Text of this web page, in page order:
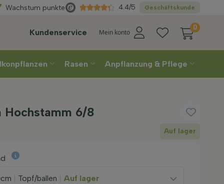
Sie Ihre Lieferwoche
Wachstum punkte Geschäftskunde
4.4/5
Kundenservice Mein konto
0
Rasen Anpflanzung & Pflege
Hochstamm 6/8
Auf lager
Topf/ballen Auf lager